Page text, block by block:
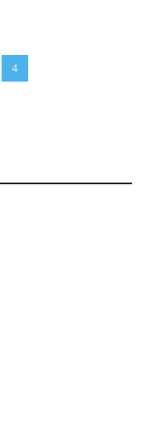
4